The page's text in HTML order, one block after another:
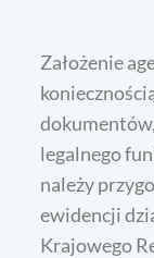
Założenie
legalnego
należy
ewidencji
Krajowego